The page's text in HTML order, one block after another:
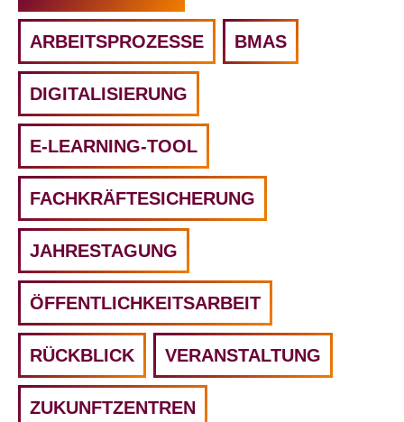
ARBEITSPROZESSE BMAS
DIGITALISIERUNG
E-LEARNING-TOOL
FACHKRÄFTESICHERUNG
JAHRESTAGUNG
ÖFFENTLICHKEITSARBEIT
RÜCKBLICK VERANSTALTUNG
ZUKUNFTZENTREN